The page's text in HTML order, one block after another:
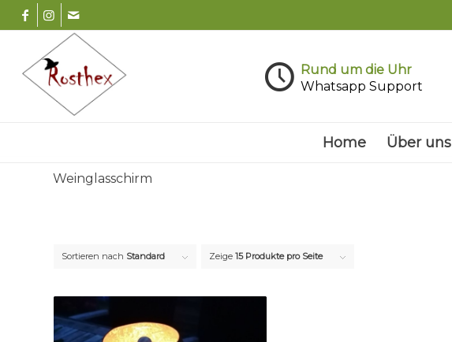
Rund um die Uhr
Whatsapp Support
Home Über uns
Weinglasschirm
Sortieren nach Standard Zeige 15 Produkte pro Seite